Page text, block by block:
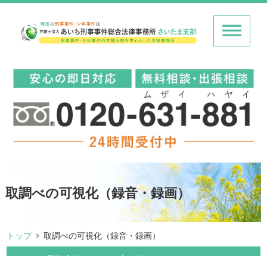
取調べの可視化（録音・録画）
トップ 取調べの可視化（録音・録画）